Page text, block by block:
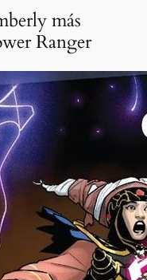
más
Ranger